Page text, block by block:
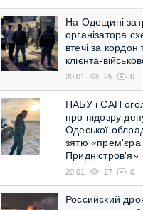
На Одещині
організатора
втечі за кордон
клієнта-
20:01 25 0
НАБУ і САП
про підозру
Одеської
зятю «прем'єра
Придністров'я»
20:01 27 0
Российский